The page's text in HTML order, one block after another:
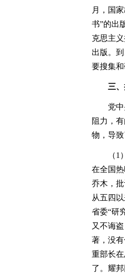
月，国
书”的出
克思主
出版。
要搜集
三
党
阻力，
物，导
（
在全国
乔木，
从五四
省委“研
又不诲
著，没
重部长
了。耀